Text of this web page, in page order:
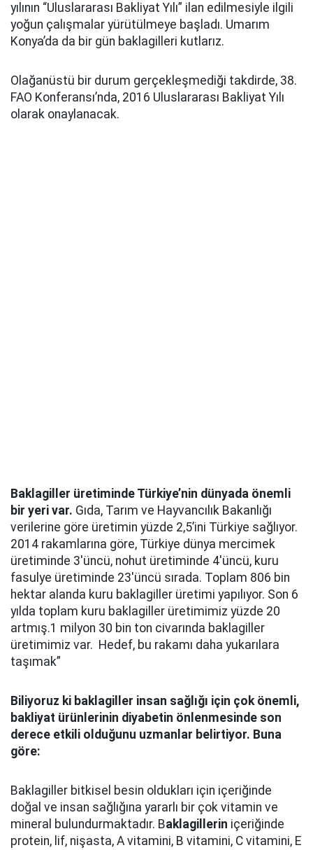
yılının “Uluslararası Bakliyat Yılı” ilan edilmesiyle ilgili
yoğun çalışmalar yürütülmeye başladı. Umarım
Konya’da da bir gün baklagilleri kutlarız.
Olağanüstü bir durum gerçekleşmediği takdirde, 38.
FAO Konferansı’nda, 2016 Uluslararası Bakliyat Yılı
olarak onaylanacak.
Baklagiller üretiminde Türkiye’nin dünyada önemli
bir yeri var. Gıda, Tarım ve Hayvancılık Bakanlığı
verilerine göre üretimin yüzde 2,5’ini Türkiye sağlıyor.
2014 rakamlarına göre, Türkiye dünya mercimek
üretiminde 3'üncü, nohut üretiminde 4'üncü, kuru
fasulye üretiminde 23'üncü sırada. Toplam 806 bin
hektar alanda kuru baklagiller üretimi yapılıyor. Son 6
yılda toplam kuru baklagiller üretimimiz yüzde 20
artmış.1 milyon 30 bin ton civarında baklagiller
üretimimiz var. Hedef, bu rakamı daha yukarılara
taşımak”
Biliyoruz ki baklagiller insan sağlığı için çok önemli,
bakliyat ürünlerinin diyabetin önlenmesinde son
derece etkili olduğunu uzmanlar belirtiyor. Buna
göre:
Baklagiller bitkisel besin oldukları için içeriğinde
doğal ve insan sağlığına yararlı bir çok vitamin ve
mineral bulundurmaktadır. Baklagillerin içeriğinde
protein, lif, nişasta, A vitamini, B vitamini, C vitamini, E